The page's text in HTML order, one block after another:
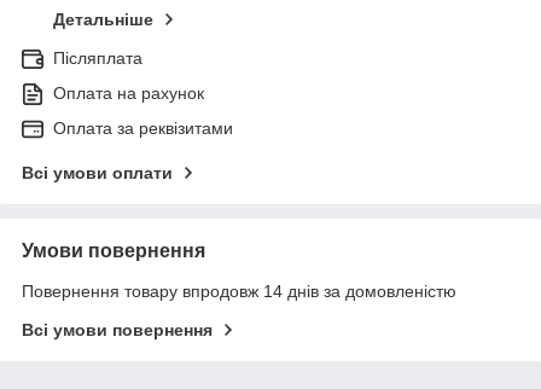
Детальніше
Післяплата
Оплата на рахунок
Оплата за реквізитами
Всі умови оплати
Умови повернення
Повернення товару впродовж 14 днів за домовленістю
Всі умови повернення